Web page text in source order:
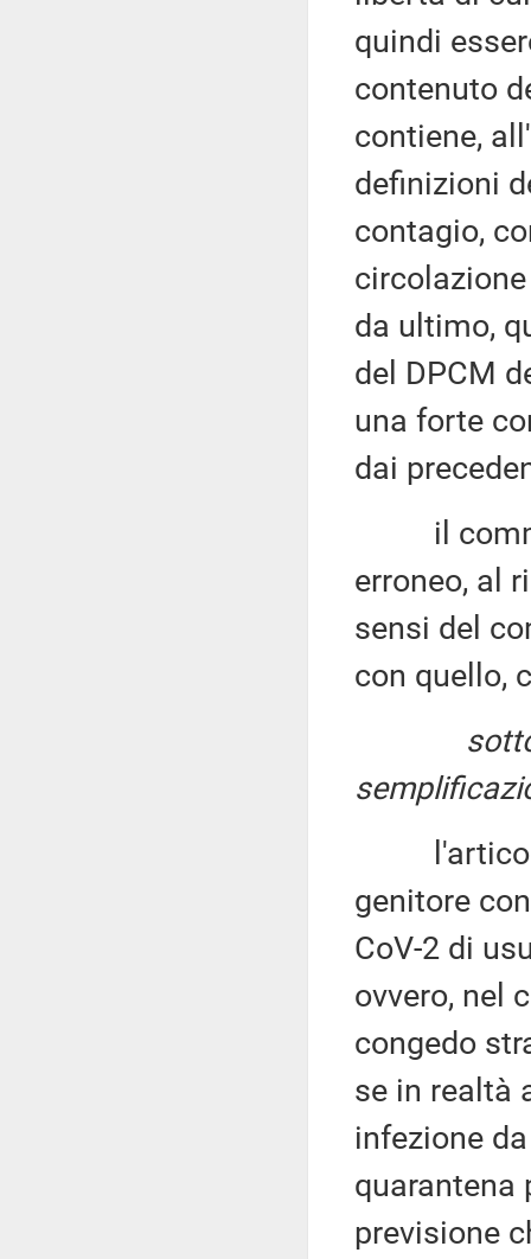
quindi
contenuto
contiene,
definizioni
contagio,
da ultimo,
del DPCM
una forte
dai
il comma
erroneo, al
sensi del
con quello,
l'articolo
genitore
CoV-2 di
ovvero, nel
congedo
se in realtà
infezione
quarantena
previsione